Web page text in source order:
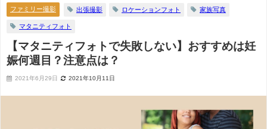
ファミリー撮影 出張撮影 ロケーションフォト 家族写真
マタニティフォト
【マタニティフォトで失敗しない】おすすめは妊
娠何週目？注意点は？
2021年6月29日 2021年10月11日